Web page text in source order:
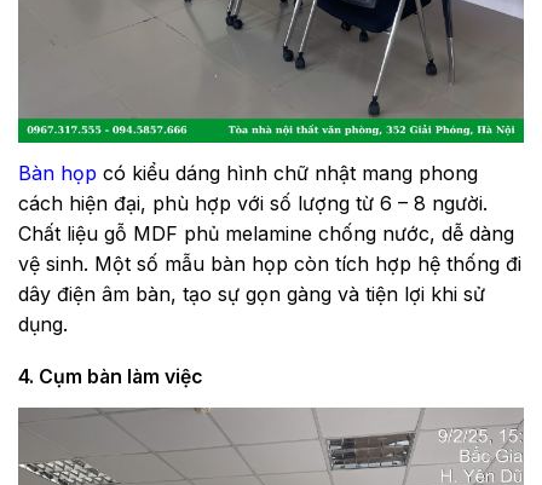
Bàn họp có kiểu dáng hình chữ nhật mang phong
cách hiện đại, phù hợp với số lượng từ 6 – 8 người.
Chất liệu gỗ MDF phủ melamine chống nước, dễ dàng
vệ sinh. Một số mẫu bàn họp còn tích hợp hệ thống đi
dây điện âm bàn, tạo sự gọn gàng và tiện lợi khi sử
dụng.
4. Cụm bàn làm việc